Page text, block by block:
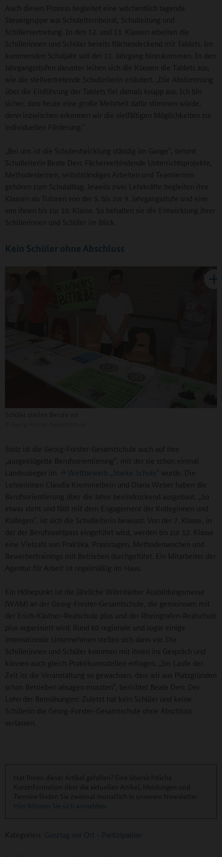
Auch diesen Prozess begleitet eine wöchentlich tagende
Steuergruppe aus Schulelternbeirat, Schulleitung und
Schülervertretung. In den 12. und 13. Klassen arbeiten die
Schülerinnen und Schüler bereits flächendeckend mit Tablets. Im
kommenden Schuljahr soll der 11. Jahrgang hinzukommen. In den
Jahrgangsstufen darunter leihen sich die Klassen die Tablets aus,
wie die stellvertretende Schulleiterin erläutert. „Die Abstimmung
über die Einführung der Tablets fiel damals knapp aus. Ich bin
sicher, dass heute eine große Mehrheit dafür stimmen würde,
denn inzwischen erkennen wir die vielfältigen Möglichkeiten zur
individuellen Förderung.‟
„Bei uns ist die Schulentwicklung ständig im Gange‟, betont
Schulleiterin Beate Derr. Fächerverbindende Unterrichtsprojekte,
Methodenlernen, selbstständiges Arbeiten und Teamlernen
gehören zum Schulalltag. Jeweils zwei Lehrkräfte begleiten ihre
Klassen als Tutoren von der 5. bis zur 9. Jahrgangsstufe und eine
von ihnen bis zur 10. Klasse. So behalten sie die Entwicklung ihrer
Schülerinnen und Schüler im Blick.
Kein Schüler ohne Abschluss
Stolz ist die Georg-Forster-Gesamtschule auch auf ihre
„ausgeklügelte Berufsorientierung‟, mit der sie schon einmal
Landessieger im
Wettbewerb „Starke Schule‟ wurde. Die
Lehrerinnen Claudia Kremmelbein und Diana Weber haben die
Berufsorientierung über die Jahre beeindruckend ausgebaut. „So
etwas steht und fällt mit dem Engagement der Kolleginnen und
Kollegen‟, ist sich die Schulleiterin bewusst. Von der 7. Klasse, in
der der Berufswahlpass eingeführt wird, werden bis zur 12. Klasse
eine Vielzahl von Praktika, Praxistagen, Methodenwochen und
Bewerbertrainings mit Betrieben durchgeführt. Ein Mitarbeiter der
Agentur für Arbeit ist regelmäßig im Haus.
Ein Höhepunkt ist die jährliche Wörrstädter Ausbildungsmesse
(WAM) an der Georg-Forster-Gesamtschule, die gemeinsam mit
der Erich-Kästner-Realschule plus und der Rheingrafen-Realschule
plus organisiert wird. Rund 60 regionale und sogar einige
internationale Unternehmen stellen sich dann vor. Die
Schülerinnen und Schüler kommen mit ihnen ins Gespräch und
können auch gleich Praktikumsstellen erfragen. „Im Laufe der
Zeit ist die Veranstaltung so gewachsen, dass wir aus Platzgründen
schon Betrieben absagen mussten‟, berichtet Beate Derr. Der
Lohn der Bemühungen: Zuletzt hat kein Schüler und keine
Schülerin die Georg-Forster-Gesamtschule ohne Abschluss
verlassen.
Hier können Sie sich anmelden
Kategorien: Ganztag vor Ort - Partizipation